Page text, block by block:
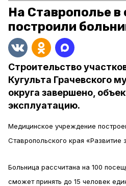
На Ставрополье в
построили
Строительство
Кугульта Грачевского
округа завершено,
эксплуатацию.
Медицинское учреждение
Ставропольского края «Развитие
Больница рассчитана на 100
сможет принять до 15 человек